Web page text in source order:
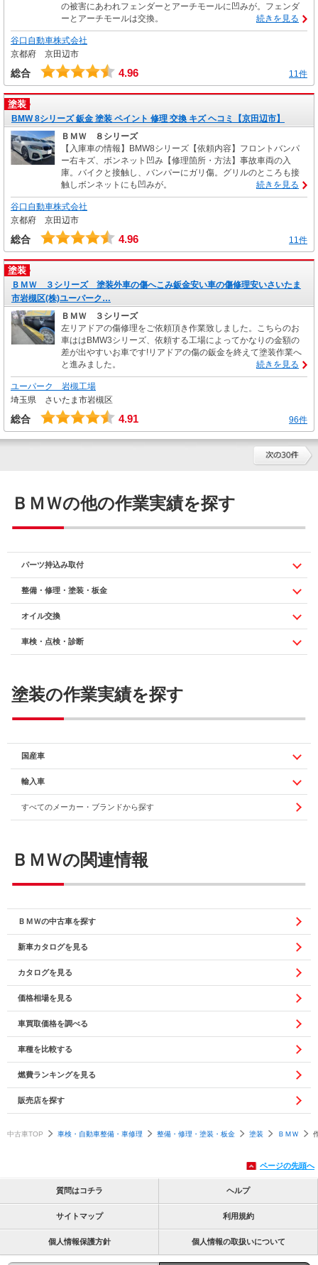
の被害にあわれフェンダーとアーチモールに凹みが。フェンダ
ーとアーチモールは交換。
続きを見る
谷口自動車株式会社
京都府 京田辺市
総合 4.96 11件
塗装
BMW 8シリーズ 鈑金 塗装 ペイント 修理 交換 キズ ヘコミ【京田辺市】
ＢＭＷ ８シリーズ
【入庫車の情報】BMW8シリーズ【依頼内容】フロントバンパ
ー右キズ、ボンネット凹み【修理箇所・方法】事故車両の入
庫。バイクと接触し、バンパーにガリ傷。グリルのところも接
触しボンネットにも凹みが。
続きを見る
谷口自動車株式会社
京都府 京田辺市
総合 4.96 11件
塗装
ＢＭＷ ３シリーズ 塗装外車の傷へこみ鈑金安い車の傷修理安いさいたま
市岩槻区(株)ユーパーク…
ＢＭＷ ３シリーズ
左リアドアの傷修理をご依頼頂き作業致しました。こちらのお
車ははBMW3シリーズ、依頼する工場によってかなりの金額の
差が出やすいお車です!リアドアの傷の鈑金を終えて塗装作業へ
と進みました。
続きを見る
ユーパーク 岩槻工場
埼玉県 さいたま市岩槻区
総合 4.91 96件
ＢＭＷの他の作業実績を探す
パーツ持込み取付
整備・修理・塗装・板金
オイル交換
車検・点検・診断
塗装の作業実績を探す
国産車
輸入車
すべてのメーカー・ブランドから探す
ＢＭＷの関連情報
ＢＭＷの中古車を探す
新車カタログを見る
カタログを見る
価格相場を見る
車買取価格を調べる
車種を比較する
燃費ランキングを見る
販売店を探す
中古車TOP 車検・自動車整備・車修理 整備・修理・塗装・板金 塗装 ＢＭＷ
ページの先頭へ
質問はコチラ ヘルプ
サイトマップ 利用規約
個人情報保護方針 個人情報の取扱いについて